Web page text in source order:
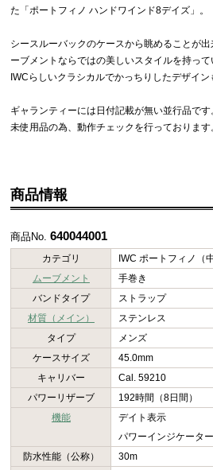
た「ポートフィノ ハンドワインド8デイズ」。
シースルーバックのケースから眺めることが
ーブメントならではの美しいスタイルを持って
IWCらしいクラシカルでかっちりしたデザイン
ギャランティーには日付記載が無い並行品です
未使用品の為、動作チェックを行っております
商品情報
商品No.640044001
カテゴリ
IWC ポートフィノ（
ムーブメント
手巻き
バンドタイプ
ストラップ
材質（メイン）
ステンレス
タイプ
メンズ
ケースサイズ
45.0mm
キャリバー
Cal. 59210
パワーリザーブ
192時間（8日間）
機能
デイト表示
パワーインジケーター
防水性能（公称）
30m